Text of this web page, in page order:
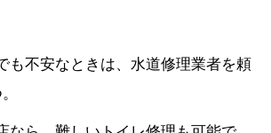
も不安なときは、水道修理業者を頼